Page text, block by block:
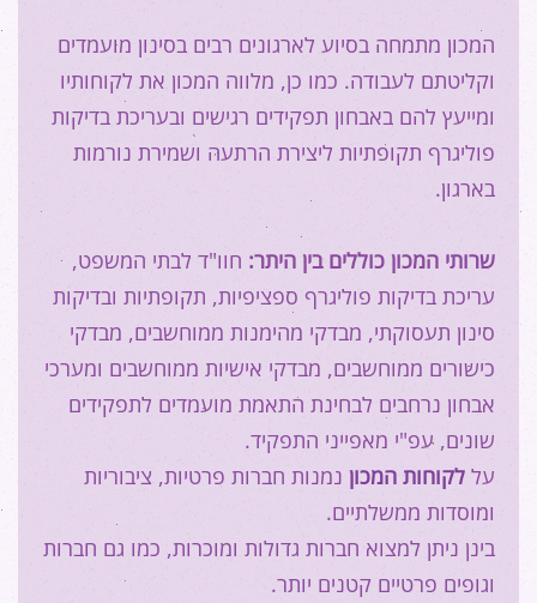
המכון מתמחה בסיוע לארגונים רבים בסינון מועמדים
וקליטתם לעבודה. כמו כן, מלווה המכון את לקוחותיו
ומייעץ להם באבחון תפקידים רגישים ובעריכת בדיקות
פוליגרף תקופתיות ליצירת הרתעה ושמירת נורמות
בארגון.
שרותי המכון כוללים בין היתר: חוו"ד לבתי המשפט,
עריכת בדיקות פוליגרף ספציפיות, תקופתיות ובדיקות
סינון תעסוקתי, מבדקי מהימנות ממוחשבים, מבדקי
כישורים ממוחשבים, מבדקי אישיות ממוחשבים ומערכי
אבחון נרחבים לבחינת התאמת מועמדים לתפקידים
שונים, עפ"י מאפייני התפקיד.
על לקוחות המכון נמנות חברות פרטיות, ציבוריות
ומוסדות ממשלתיים.
בינן ניתן למצוא חברות גדולות ומוכרות, כמו גם חברות
וגופים פרטיים קטנים יותר.